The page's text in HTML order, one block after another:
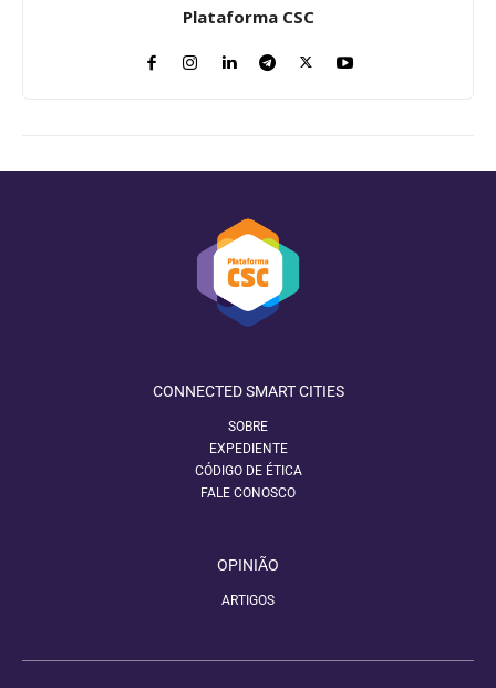
Plataforma CSC
CONNECTED SMART CITIES
SOBRE
EXPEDIENTE
CÓDIGO DE ÉTICA
FALE CONOSCO
OPINIÃO
ARTIGOS